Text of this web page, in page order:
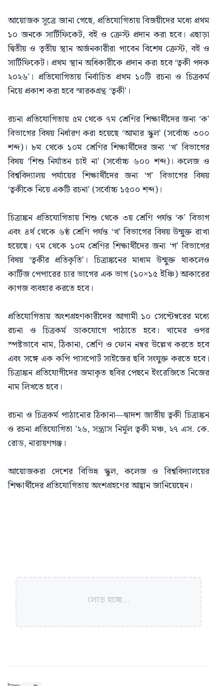
আয়োজক সূত্রে জানা গেছে, প্রতিযোগিতায় বিজয়ীদের মধ্যে প্রথম
১০ জনকে সার্টিফিকেট, বই ও ক্রেস্ট প্রদান করা হবে। এছাড়া
দ্বিতীয় ও তৃতীয় স্থান অর্জনকারীরা পাবেন বিশেষ ক্রেস্ট, বই ও
সার্টিফিকেট। প্রথম স্থান অধিকারীকে প্রদান করা হবে ‘ত্বকী পদক
২০২৬’। প্রতিযোগিতায় নির্বাচিত প্রথম ১০টি রচনা ও চিত্রকর্ম
নিয়ে প্রকাশ করা হবে স্মারকগ্রন্থ ‘ত্বকী’।
রচনা প্রতিযোগিতায় ৫ম থেকে ৭ম শ্রেণির শিক্ষার্থীদের জন্য ‘ক’
বিভাগের বিষয় নির্ধারণ করা হয়েছে ‘আমার স্কুল’ (সর্বোচ্চ ৩০০
শব্দ)। ৮ম থেকে ১০ম শ্রেণির শিক্ষার্থীদের জন্য ‘খ’ বিভাগের
বিষয় ‘শিশু নির্যাতন চাই না’ (সর্বোচ্চ ৬০০ শব্দ)। কলেজ ও
বিশ্ববিদ্যালয় পর্যায়ের শিক্ষার্থীদের জন্য ‘গ’ বিভাগের বিষয়
‘ত্বকীকে নিয়ে একটি রচনা’ (সর্বোচ্চ ১৫০০ শব্দ)।
চিত্রাঙ্কন প্রতিযোগিতায় শিশু থেকে ৩য় শ্রেণি পর্যন্ত ‘ক’ বিভাগ
এবং ৪র্থ থেকে ৬ষ্ঠ শ্রেণি পর্যন্ত ‘খ’ বিভাগের বিষয় উন্মুক্ত রাখা
হয়েছে। ৭ম থেকে ১০ম শ্রেণির শিক্ষার্থীদের জন্য ‘গ’ বিভাগের
বিষয় ‘ত্বকীর প্রতিকৃতি’। চিত্রাঙ্কনের মাধ্যম উন্মুক্ত থাকলেও
কার্টিজ পেপারের চার ভাগের এক ভাগ (১০×১৫ ইঞ্চি) আকারের
কাগজ ব্যবহার করতে হবে।
প্রতিযোগিতায় অংশগ্রহণকারীদের আগামী ১০ সেপ্টেম্বরের মধ্যে
রচনা ও চিত্রকর্ম ডাকযোগে পাঠাতে হবে। খামের ওপর
স্পষ্টভাবে নাম, ঠিকানা, শ্রেণি ও ফোন নম্বর উল্লেখ করতে হবে
এবং সঙ্গে এক কপি পাসপোর্ট সাইজের ছবি সংযুক্ত করতে হবে।
চিত্রাঙ্কন প্রতিযোগীদের জমাকৃত ছবির পেছনে ইংরেজিতে নিজের
নাম লিখতে হবে।
রচনা ও চিত্রকর্ম পাঠানোর ঠিকানা—দ্বাদশ জাতীয় ত্বকী চিত্রাঙ্কন
ও রচনা প্রতিযোগিতা ’২৬, সন্ত্রাস নির্মূল ত্বকী মঞ্চ, ২৭ এস. কে.
রোড, নারায়ণগঞ্জ।
আয়োজকরা দেশের বিভিন্ন স্কুল, কলেজ ও বিশ্ববিদ্যালয়ের
শিক্ষার্থীদের প্রতিযোগিতায় অংশগ্রহণের আহ্বান জানিয়েছেন।
লোড হচ্ছে...